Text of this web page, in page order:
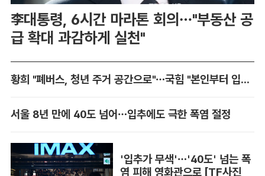
李대통령, 6시간 마라톤 회의…"부동산 공
급 확대 과감하게 실천"
황희 "폐버스, 청년 주거 공간으로"…국힘 "본인부터 입주하라"
서울 8년 만에 40도 넘어…입추에도 극한 폭염 절정
'입추가 무색'…'40도' 넘는 폭
염 피해 영화관으로 [TF사진